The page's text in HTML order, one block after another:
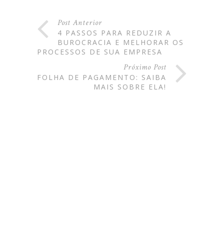
Post Anterior
4 PASSOS PARA REDUZIR A
BUROCRACIA E MELHORAR OS
PROCESSOS DE SUA EMPRESA
Próximo Post
FOLHA DE PAGAMENTO: SAIBA
MAIS SOBRE ELA!